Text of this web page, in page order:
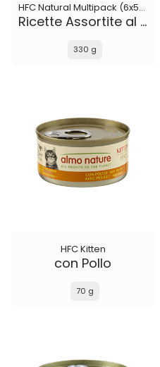
HFC Natural Multipack (6x55 g)
Ricette Assortite al Pollo
330 g
HFC Kitten
con Pollo
70 g